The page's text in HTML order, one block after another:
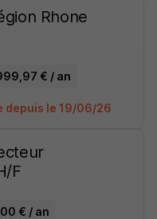
Rhone
€ / an
depuis le 19/06/26
F
€ / an